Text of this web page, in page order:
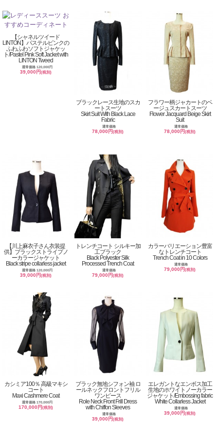
【シャネルツイード
LINTON】パステルピンクの
ふわふわソフトジャケッ
ト/Pastel Pink Soft Jacket with
LINTON Tweed
通常価格 120,000円
39,000円(税別)
ブラックレース生地のスカ
ートスーツ
Skirt Suit With Black Lace
Fabric
通常価格
78,000円(税別)
フラワー柄ジャカートのベ
ージュスカートスーツ
Flower Jacquard Beige Skirt
Suit
通常価格
78,000円(税別)
【川上麻衣子さん衣装提
供】ブラックストライプノ
ーカラージャケット
Black stripe collarless jacket
通常価格 120,000円
39,000円(税別)
トレンチコート シルキー加
工ブラック
Black Polyester Silk
Processed Trench Coat
通常価格
79,000円(税別)
カラーバリエーション豊富
なトレンチコート
Trench Coat in 10 Colors
通常価格
79,000円(税別)
カシミア100％ 高級マキシ
コート
Maxi Cashmere Coat
通常価格 170,000円
170,000円(税別)
ブラック無地シフォン袖 ロ
ールネックフロントフリル
ワンピース
Role Neck Front Frill Dress
with Chiffon Sleeves
通常価格
39,000円(税別)
エレガントなエンボス加工
生地のホワイトノーカラー
ジャケット/Embossing fabric
White Collarless Jacket
通常価格
39,000円(税別)